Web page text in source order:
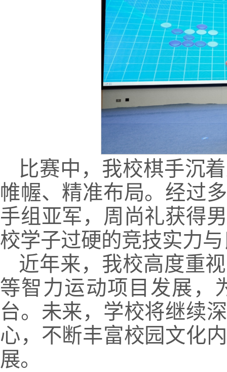
比赛中，我校棋手沉
帷幄、精准布局。经过
手组亚军，周尚礼获得
校学子过硬的竞技实力
近年来，我校高度重
等智力运动项目发展，
台。未来，学校将继续
心，不断丰富校园文化
展。